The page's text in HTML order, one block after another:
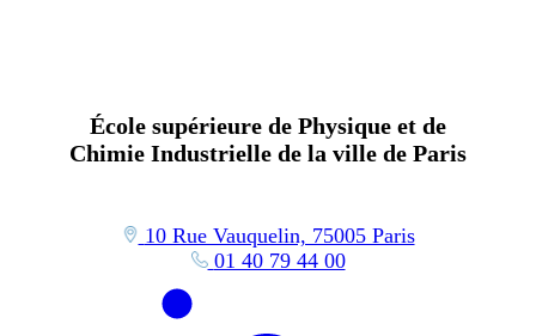
École supérieure de Physique et de
Chimie Industrielle de la ville de Paris
10 Rue Vauquelin, 75005 Paris
01 40 79 44 00